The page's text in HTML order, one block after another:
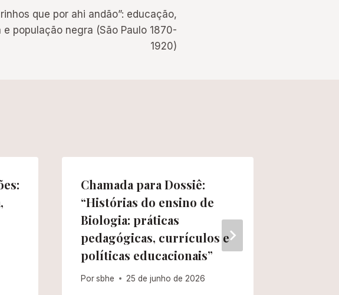
que por ahi andão”: educação,
e população negra (São Paulo 1870-
1920)
Chamada para Dossiê:
“Histórias do ensino de
Biologia: práticas
pedagógicas, currículos e
políticas educacionais”
Por sbhe 25 de junho de 2026